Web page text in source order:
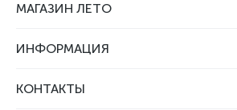
МАГАЗИН ЛЕТО
ИНФОРМАЦИЯ
КОНТАКТЫ